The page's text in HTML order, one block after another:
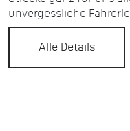
unvergessliche
Alle Details